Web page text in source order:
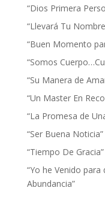
“Dios Primera
“Llevará Tu
“Buen Momento
“Somos
“Su Manera de
“Un Master En
“La Promesa de
“Ser Buena Noticia”
“Tiempo De Gracia”
“Yo he Venido
Abundancia”